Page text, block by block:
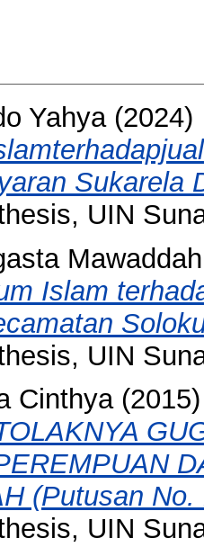
Yahya(2024)
Sukarela
UIN
Mawaddah
Islam
UIN
Cinthya
(Putusan
UIN